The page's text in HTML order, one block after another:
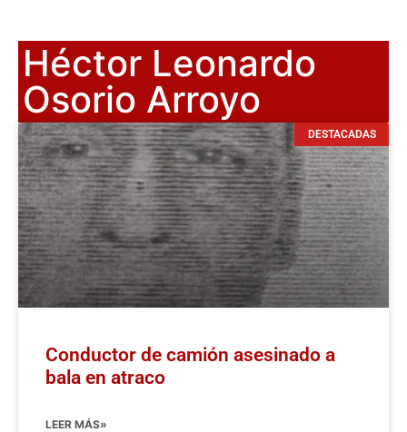
Héctor Leonardo
Osorio Arroyo
DESTACADAS
Conductor de camión asesinado a
bala en atraco
LEER MÁS»